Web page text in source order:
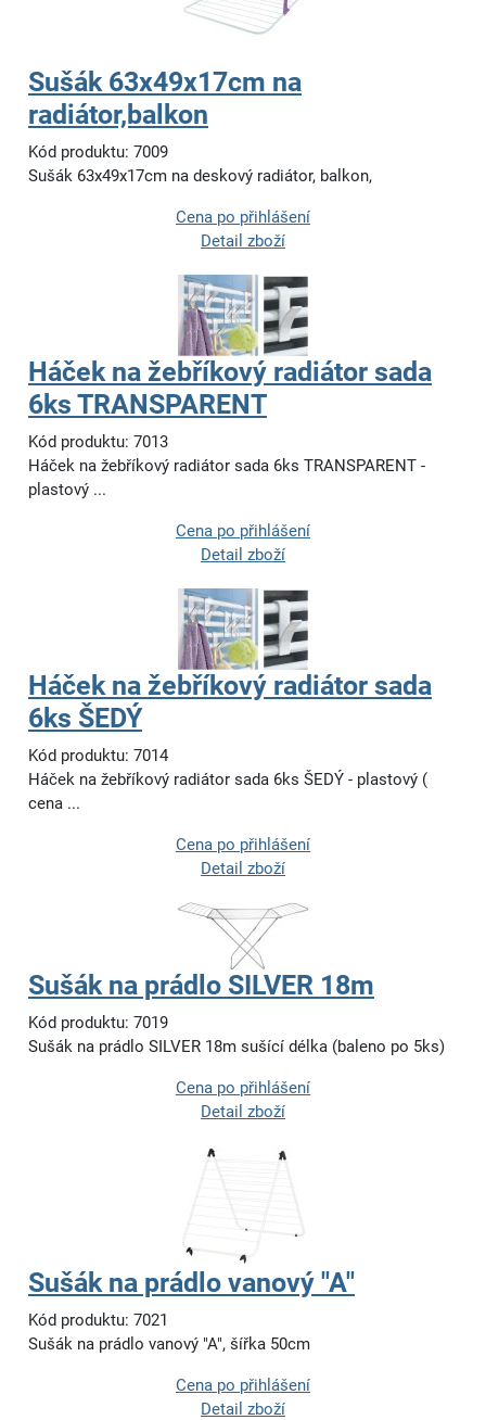
Sušák 63x49x17cm na
radiátor,balkon
Kód produktu: 7009
Sušák 63x49x17cm na deskový radiátor, balkon,
Cena po přihlášení
Detail zboží
Háček na žebříkový radiátor sada
6ks TRANSPARENT
Kód produktu: 7013
Háček na žebříkový radiátor sada 6ks TRANSPARENT -
plastový ...
Cena po přihlášení
Detail zboží
Háček na žebříkový radiátor sada
6ks ŠEDÝ
Kód produktu: 7014
Háček na žebříkový radiátor sada 6ks ŠEDÝ - plastový (
cena ...
Cena po přihlášení
Detail zboží
Sušák na prádlo SILVER 18m
Kód produktu: 7019
Sušák na prádlo SILVER 18m sušící délka (baleno po 5ks)
Cena po přihlášení
Detail zboží
Sušák na prádlo vanový "A"
Kód produktu: 7021
Sušák na prádlo vanový "A", šířka 50cm
Cena po přihlášení
Detail zboží